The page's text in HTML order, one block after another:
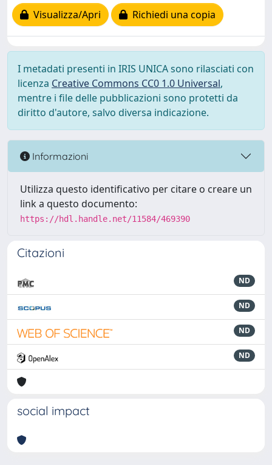
Visualizza/Apri
Richiedi una copia
I metadati presenti in IRIS UNICA sono rilasciati con
licenza Creative Commons CC0 1.0 Universal,
mentre i file delle pubblicazioni sono protetti da
diritto d'autore, salvo diversa indicazione.
Informazioni
Utilizza questo identificativo per citare o creare un
link a questo documento:
https://hdl.handle.net/11584/469390
Citazioni
ND
ND
ND
ND
social impact